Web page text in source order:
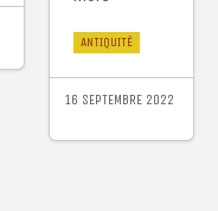
ANTIQUITÉ
16 SEPTEMBRE 2022